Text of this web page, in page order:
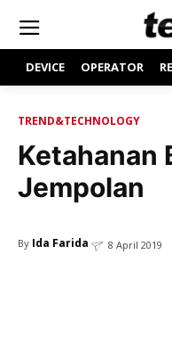
DEVICE OPERATOR
TREND&TECHNOLOGY
Ketahanan
Jempolan
By Ida Farida 8 April 2019